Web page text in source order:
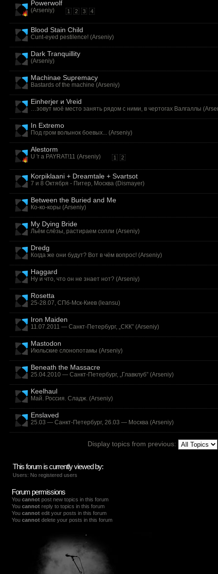
Powerwolf
(Arseniy) 1 2 3 4
Blood Stain Child
Cunt-eyed pestilence! (Arseniy)
Dark Tranquillity
(Arseniy)
Machinae Supremacy
Bastards of the machine (Arseniy)
Einherjer и Vreid
…зовут моё место занять рядом с ними, в чертогах Валгаллы (
In Extremo
Под гром волынок боевых... (Arseniy)
Alestorm
U 'r a PAYRAT!11 (Arseniy) 1 2
Korpiklaani + Dreamtale + Svartsot
7 и 8 Октября - Питер, Москва (Dismayer)
Between the Buried and Me
Ко-ко-коры (Arseniy)
My Dying Bride
Льём слёзы, растираем сопли (Arseniy)
Dredg
Когда же они будут? Вот в чём вопрос! (Arseniy)
Haggard
Ну и что, что он не знает нот? (Arseniy)
Rosetta
25-28.07, СПб-Мск-Киев (leansu)
Iron Maiden
11.07.2011 — Санкт-Петербург, „СКК” (Arseniy)
Mastodon
Июльские слонопотамы (Arseniy)
Beneath the Massacre
25.04.2010 — Санкт-Петербург, „Главклуб” (Arseniy)
Keelhaul
Май. Россия. Сладж. (Arseniy)
Enslaved
25.03 — Санкт-Петербург, 26.03 — Москва (Arseniy)
Display topics from previous:
This forum is currently viewed by:
Users: No registered users
Forum permissions
You cannot post new topics in this forum
You cannot reply to topics in this forum
You cannot edit your posts in this forum
You cannot delete your posts in this forum